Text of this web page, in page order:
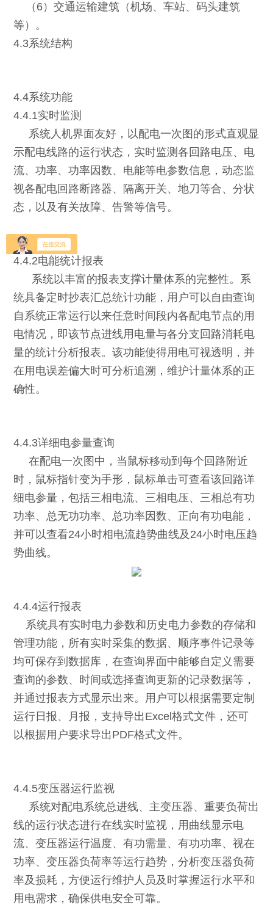
（6）交通运输建筑（机场、车站、码头建筑
等）。
4.3系统结构
4.4系统功能
4.4.1实时监测
系统人机界面友好，以配电一次图的形式直观显
示配电线路的运行状态，实时监测各回路电压、电
流、功率、功率因数、电能等电参数信息，动态监
视各配电回路断路器、隔离开关、地刀等合、分状
态，以及有关故障、告警等信号。
4.4.2电能统计报表
系统以丰富的报表支撑计量体系的完整性。系
统具备定时抄表汇总统计功能，用户可以自由查询
自系统正常运行以来任意时间段内各配电节点的用
电情况，即该节点进线用电量与各分支回路消耗电
量的统计分析报表。该功能使得用电可视透明，并
在用电误差偏大时可分析追溯，维护计量体系的正
确性。
4.4.3详细电参量查询
在配电一次图中，当鼠标移动到每个回路附近
时，鼠标指针变为手形，鼠标单击可查看该回路详
细电参量，包括三相电流、三相电压、三相总有功
功率、总无功功率、总功率因数、正向有功电能，
并可以查看24小时相电流趋势曲线及24小时电压趋
势曲线。
4.4.4运行报表
系统具有实时电力参数和历史电力参数的存储和
管理功能，所有实时采集的数据、顺序事件记录等
均可保存到数据库，在查询界面中能够自定义需要
查询的参数、时间或选择查询更新的记录数据等，
并通过报表方式显示出来。用户可以根据需要定制
运行日报、月报，支持导出Excel格式文件，还可
以根据用户要求导出PDF格式文件。
4.4.5变压器运行监视
系统对配电系统总进线、主变压器、重要负荷出
线的运行状态进行在线实时监视，用曲线显示电
流、变压器运行温度、有功需量、有功功率、视在
功率、变压器负荷率等运行趋势，分析变压器负荷
率及损耗，方便运行维护人员及时掌握运行水平和
用电需求，确保供电安全可靠。